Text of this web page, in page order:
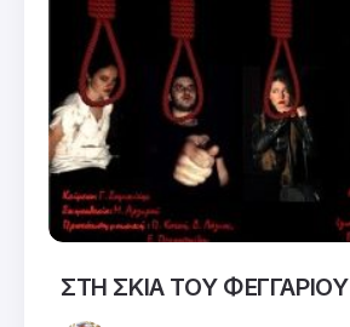
ΣΤΗ ΣΚΙΑ ΤΟΥ ΦΕΓΓΑΡΙΟΥ